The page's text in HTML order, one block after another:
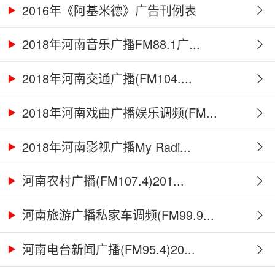
2016年《阿基米德》广告刊例表
2018年河南音乐广播FM88.1广...
2018年河南交通广播(FM104....
2018年河南戏曲广播娱乐调频(FM...
2018年河南影视广播My Radi...
河南农村广播(FM107.4)201...
河南旅游广播私家车调频(FM99.9...
河南电台新闻广播(FM95.4)20...